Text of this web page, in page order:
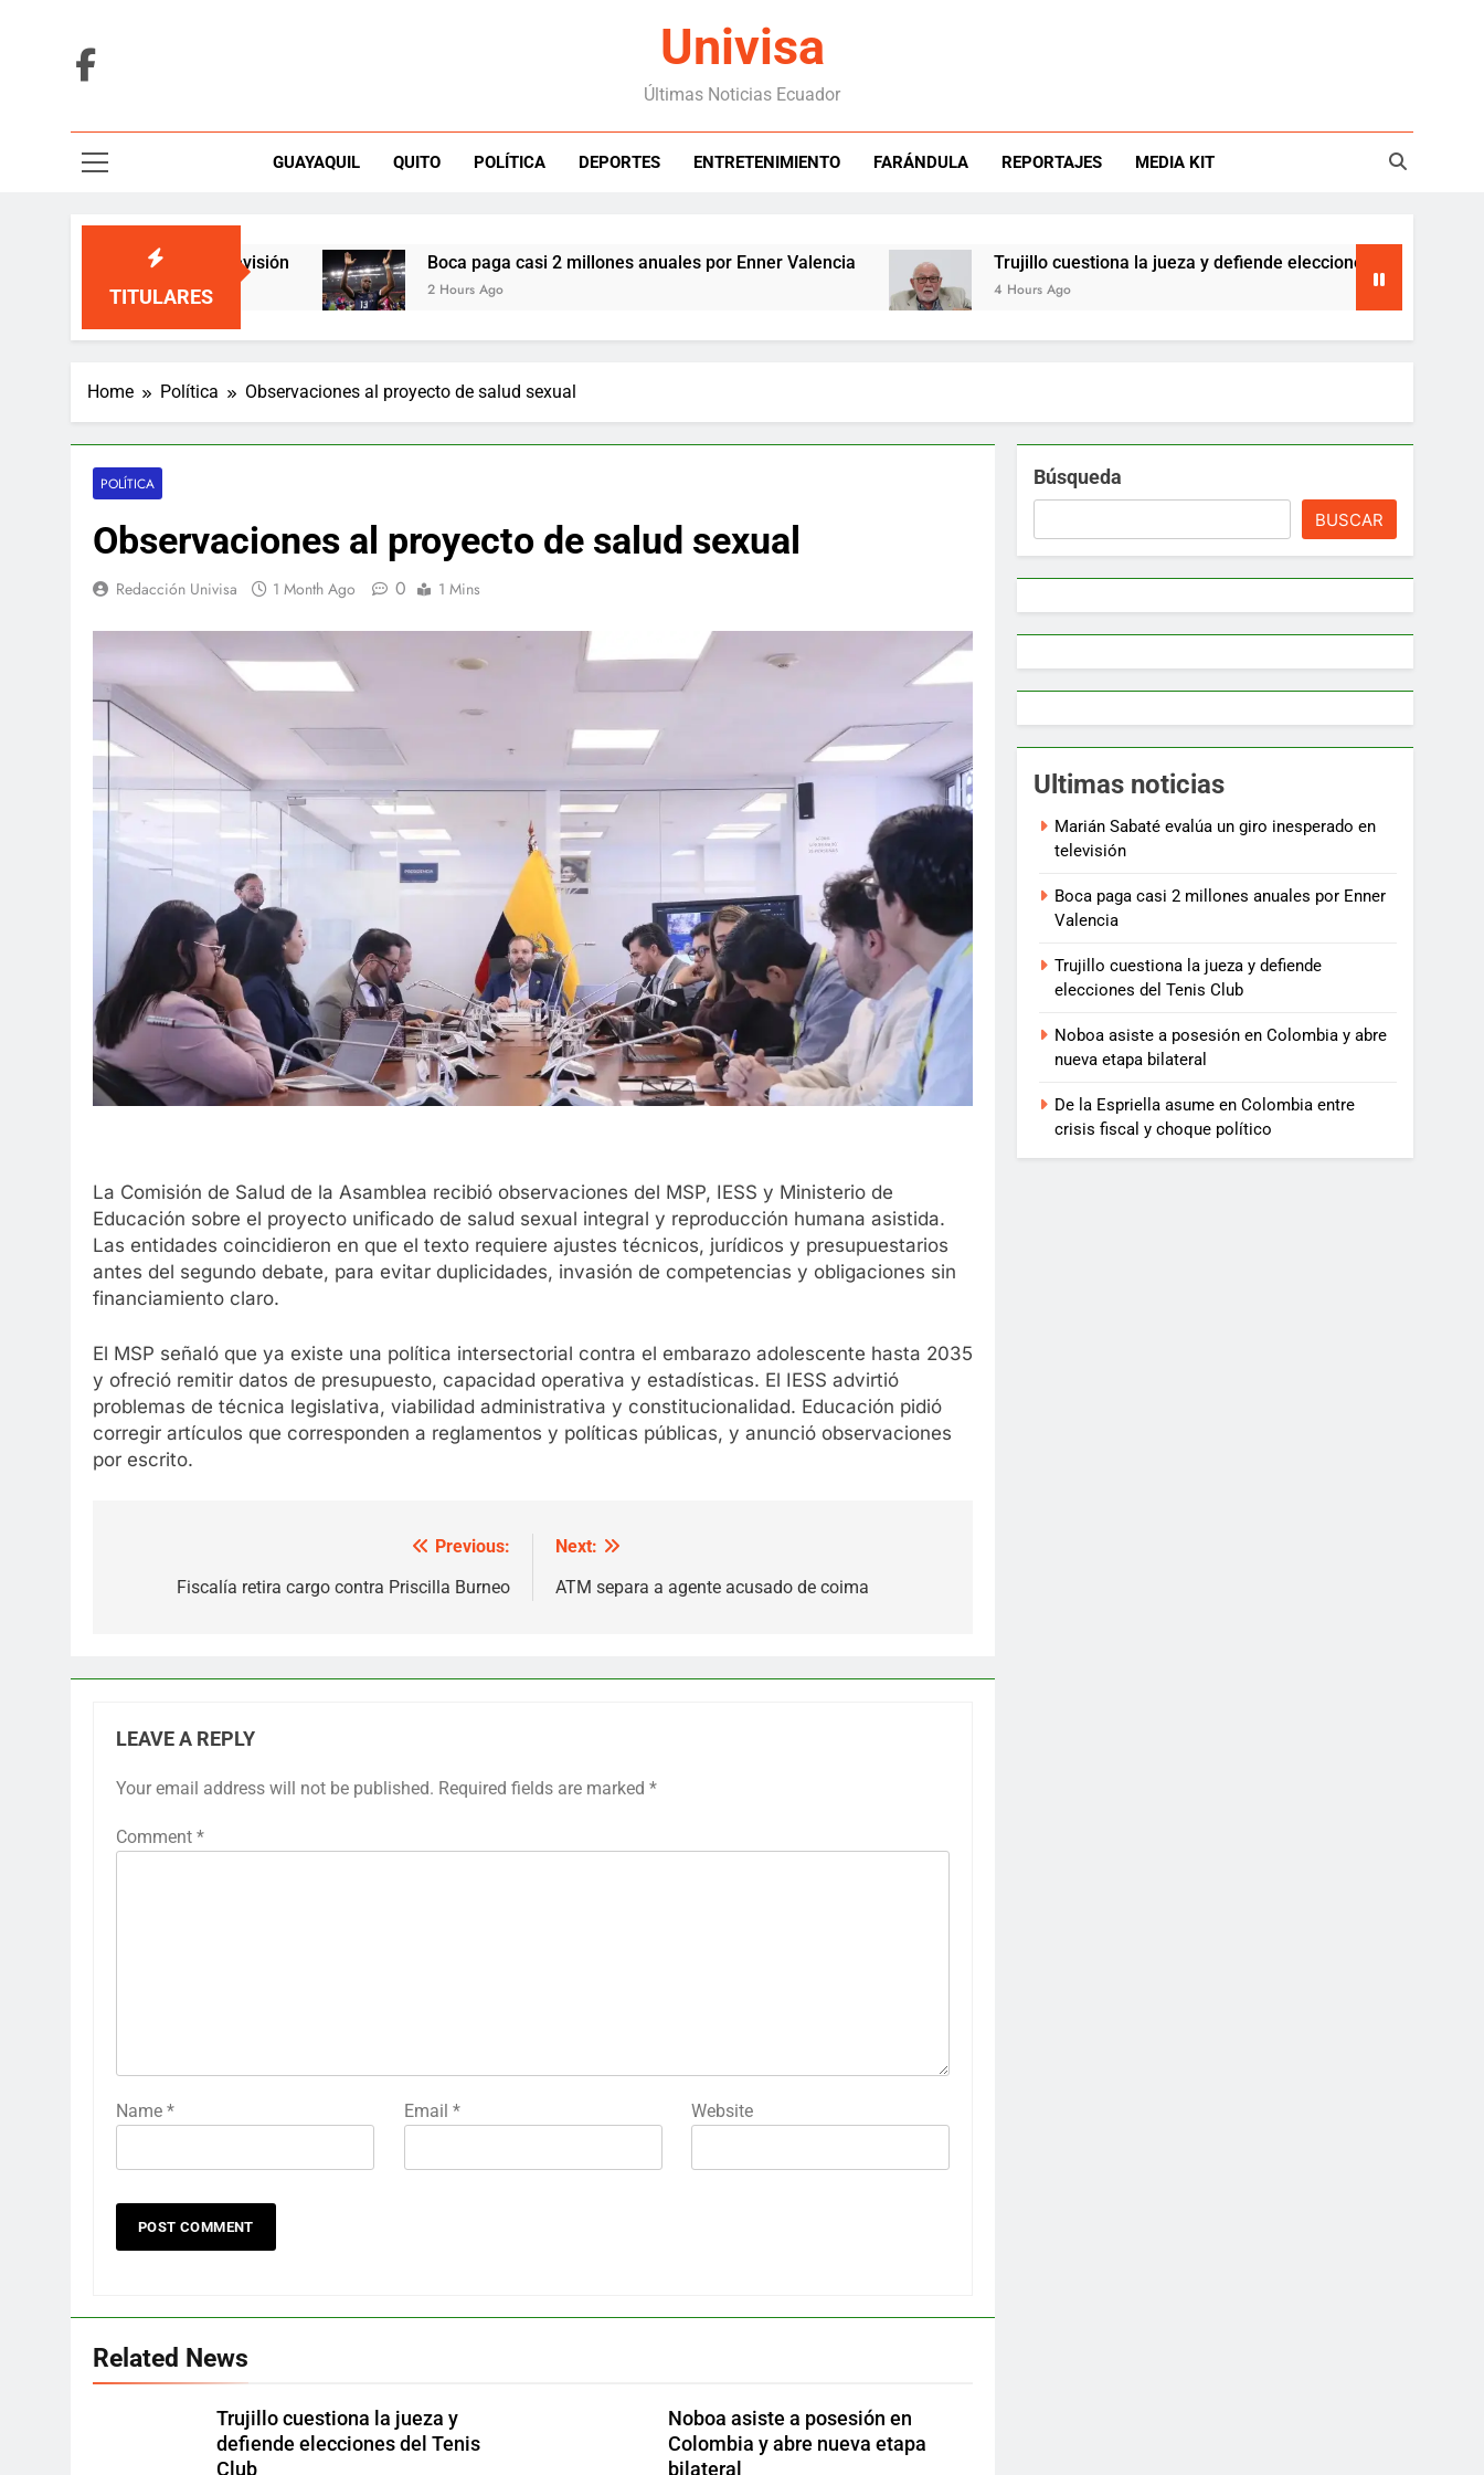
Univisa
Últimas Noticias Ecuador
GUAYAQUIL QUITO POLÍTICA DEPORTES ENTRETENIMIENTO FARÁNDULA REPORTAJES MEDIA KIT
TITULARES
inesperado en televisión Boca paga casi 2 millones anuales por Enner Valencia
2 Hours Ago
Trujillo cuestiona la jueza y defiende elecciones del Tenis Club
4 Hours Ago
Home Política Observaciones al proyecto de salud sexual
POLÍTICA
Observaciones al proyecto de salud sexual
Redacción Univisa 1 Month Ago 0 1 Mins
La Comisión de Salud de la Asamblea recibió observaciones del MSP, IESS y Ministerio de
Educación sobre el proyecto unificado de salud sexual integral y reproducción humana asistida.
Las entidades coincidieron en que el texto requiere ajustes técnicos, jurídicos y presupuestarios
antes del segundo debate, para evitar duplicidades, invasión de competencias y obligaciones sin
financiamiento claro.
El MSP señaló que ya existe una política intersectorial contra el embarazo adolescente hasta 2035
y ofreció remitir datos de presupuesto, capacidad operativa y estadísticas. El IESS advirtió
problemas de técnica legislativa, viabilidad administrativa y constitucionalidad. Educación pidió
corregir artículos que corresponden a reglamentos y políticas públicas, y anunció observaciones
por escrito.
navigation
Previous:
Fiscalía retira cargo contra Priscilla Burneo
Next:
ATM separa a agente acusado de coima
LEAVE A REPLY
Your email address will not be published. Required fields are marked *
Comment *
Name * Email * Website
Related News
Trujillo cuestiona la jueza y
defiende elecciones del Tenis
Club
Noboa asiste a posesión en
Colombia y abre nueva etapa
bilateral
Búsqueda
BUSCAR
Ultimas noticias
Marián Sabaté evalúa un giro inesperado en
televisión
Boca paga casi 2 millones anuales por Enner
Valencia
Trujillo cuestiona la jueza y defiende
elecciones del Tenis Club
Noboa asiste a posesión en Colombia y abre
nueva etapa bilateral
De la Espriella asume en Colombia entre
crisis fiscal y choque político